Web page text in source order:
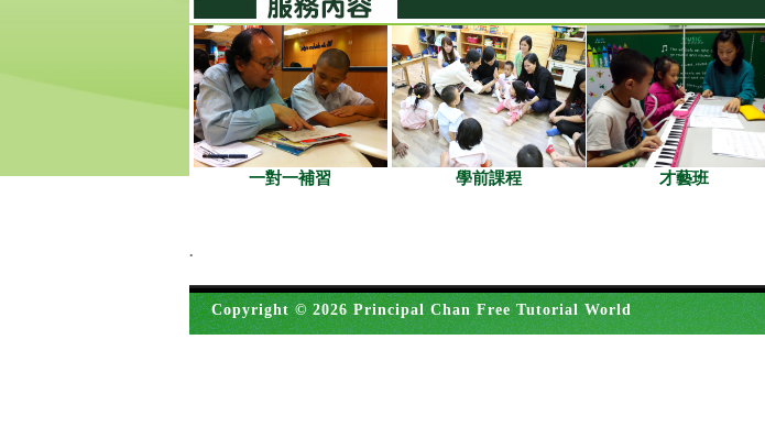
一對一補習 學前課程 才藝班
.
Copyright © 2026 Principal Chan Free Tutorial World